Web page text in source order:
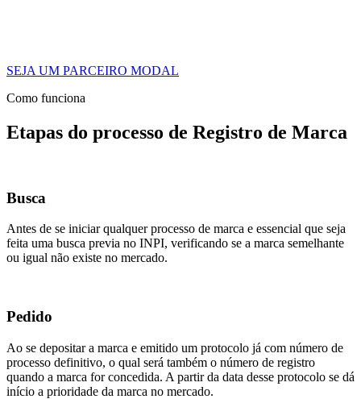
SEJA UM PARCEIRO MODAL
Como funciona
Etapas do processo de Registro de Marca
Busca
Antes de se iniciar qualquer processo de marca e essencial que seja
feita uma busca previa no INPI, verificando se a marca semelhante
ou igual não existe no mercado.
Pedido
Ao se depositar a marca e emitido um protocolo já com número de
processo definitivo, o qual será também o número de registro
quando a marca for concedida. A partir da data desse protocolo se dá
início a prioridade da marca no mercado.